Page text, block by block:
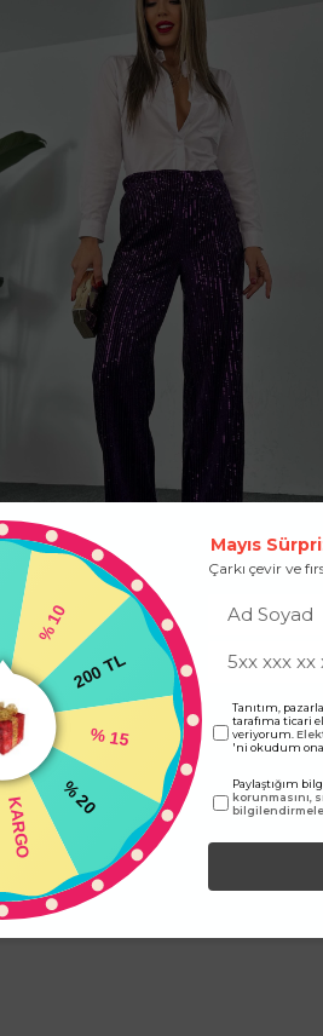
% 10
200 TL
% 15
% 20
KARGO
Mayıs
Çarkı çevir ve
Tanıtım,
tarafıma ticari
veriyorum.
'ni okudum
Paylaştığım
korunmasını,